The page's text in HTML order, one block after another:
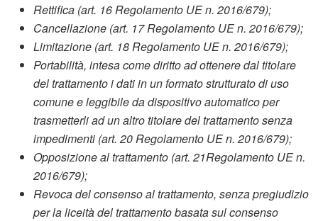
Rettifica (art. 16 Regolamento UE n. 2016/679);
Cancellazione (art. 17 Regolamento UE n. 2016/679);
Limitazione (art. 18 Regolamento UE n. 2016/679);
Portabilità, intesa come diritto ad ottenere dal titolare
del trattamento i dati in un formato strutturato di uso
comune e leggibile da dispositivo automatico per
trasmetterli ad un altro titolare del trattamento senza
impedimenti (art. 20 Regolamento UE n. 2016/679);
Opposizione al trattamento (art. 21Regolamento UE n.
2016/679);
Revoca del consenso al trattamento, senza pregiudizio
per la liceità del trattamento basata sul consenso